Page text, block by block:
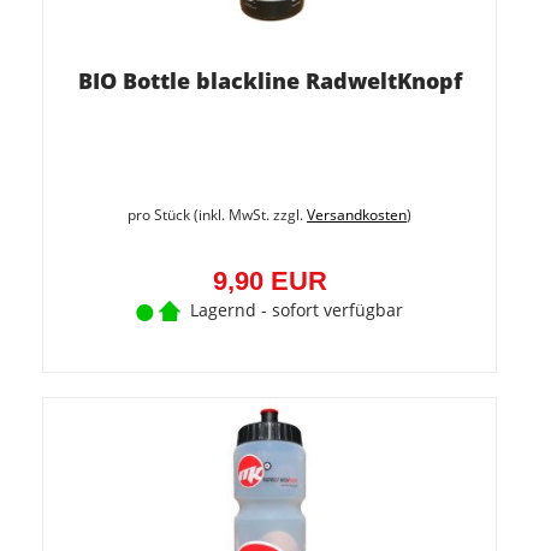
BIO Bottle blackline RadweltKnopf
pro Stück (inkl. MwSt. zzgl.Versandkosten)
9,90 EUR
Lagernd - sofort verfügbar